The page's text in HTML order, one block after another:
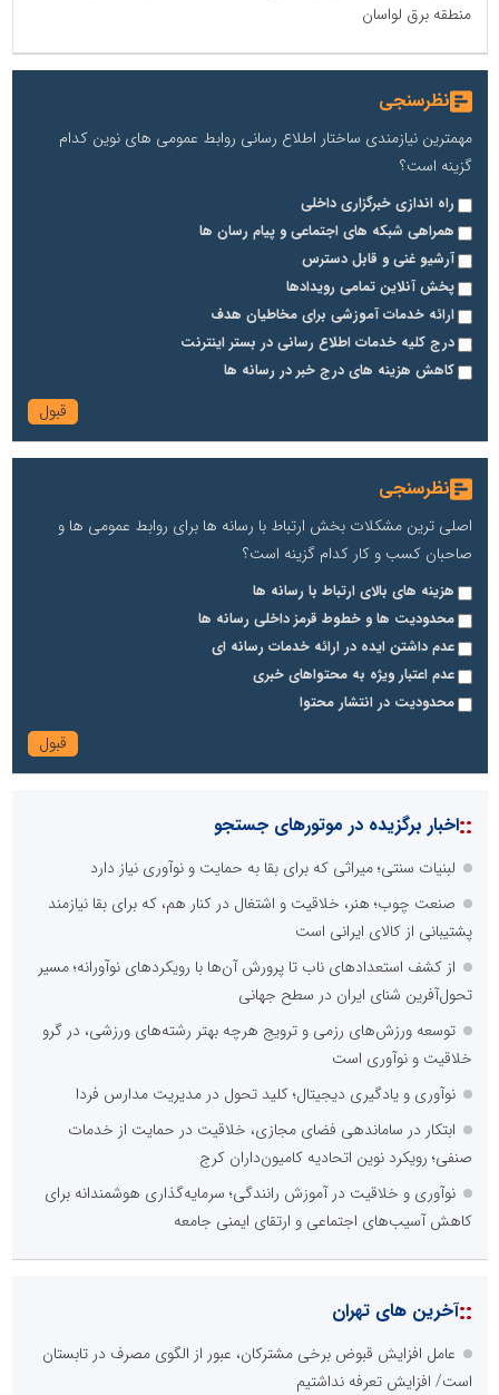
منطقه برق لواسان
نظرسنجی
مهمترین نیازمندی ساختار اطلاع رسانی روابط عمومی های نوین کدام
گزینه است؟
راه اندازی خبرگزاری داخلی
همراهی شبکه های اجتماعی و پیام رسان ها
آرشیو غنی و قابل دسترس
پخش آنلاین تمامی رویدادها
ارائه خدمات آموزشی برای مخاطیان هدف
درج کلیه خدمات اطلاع رسانی در بستر اینترنت
کاهش هزینه های درج خبر در رسانه ها
نظرسنجی
اصلی ترین مشکلات بخش ارتباط با رسانه ها برای روابط عمومی ها و
صاحبان کسب و کار کدام گزینه است؟
هزینه های بالای ارتباط با رسانه ها
محدودیت ها و خطوط قرمز داخلی رسانه ها
عدم داشتن ایده در ارائه خدمات رسانه ای
عدم اعتبار ویژه به محتواهای خبری
محدودیت در انتشار محتوا
::اخبار برگزیده در موتورهای جستجو
لبنیات سنتی؛ میراثی که برای بقا به حمایت و نوآوری نیاز دارد
صنعت چوب؛ هنر، خلاقیت و اشتغال در کنار هم، که برای بقا نیازمند
پشتیبانی از کالای ایرانی است
از کشف استعدادهای ناب تا پرورش آن‌ها با رویکردهای نوآورانه؛ مسیر
تحول‌آفرین شنای ایران در سطح جهانی
توسعه ورزش‌های رزمی و ترویج هرچه بهتر رشته‌های ورزشی، در گرو
خلاقیت و نوآوری است
نوآوری و یادگیری دیجیتال؛ کلید تحول در مدیریت مدارس فردا
ابتکار در ساماندهی فضای مجازی، خلاقیت در حمایت از خدمات
صنفی؛ رویکرد نوین اتحادیه کامیون‌داران کرج
نوآوری و خلاقیت در آموزش رانندگی؛ سرمایه‌گذاری هوشمندانه برای
کاهش آسیب‌های اجتماعی و ارتقای ایمنی جامعه
::آخرین های تهران
عامل افزایش قبوض برخی مشترکان، عبور از الگوی مصرف در تابستان
است/ افزایش تعرفه نداشتیم